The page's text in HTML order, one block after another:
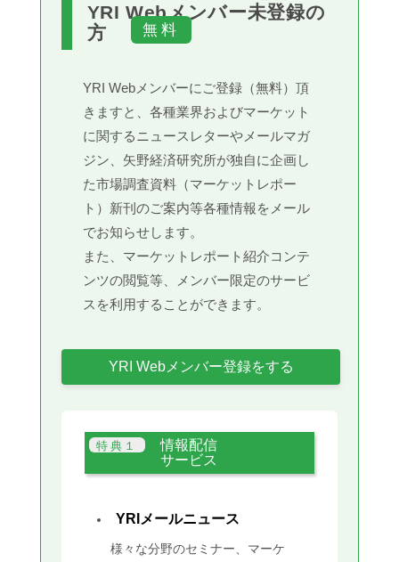
YRI Webメンバー未登録の
方
YRI Webメンバーにご登録（無料）頂
きますと、各種業界およびマーケット
に関するニュースレターやメールマガ
ジン、矢野経済研究所が独自に企画し
た市場調査資料（マーケットレポー
ト）新刊のご案内等各種情報をメール
でお知らせします。
また、マーケットレポート紹介コンテ
ンツの閲覧等、メンバー限定のサービ
スを利用することができます。
YRI Webメンバー登録をする
情報配信
サービス
YRIメールニュース
様々な分野のセミナー、マーケ